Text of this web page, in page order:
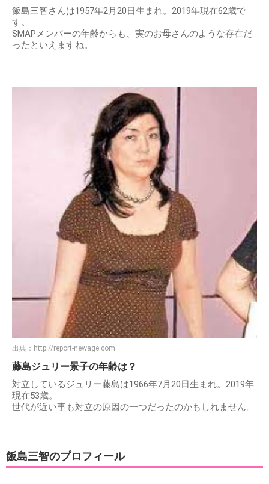
飯島三智さんは1957年2月20日生まれ。2019年現在62歳で
す。
SMAPメンバーの年齢からも、実のお母さんのような存在だ
ったといえますね。
出典： http://report-newage.com
藤島ジュリー景子の年齢は？
対立しているジュリー藤島は1966年7月20日生まれ。2019年
現在53歳。
世代が近い事も対立の原因の一つだったのかもしれません。
飯島三智のプロフィール